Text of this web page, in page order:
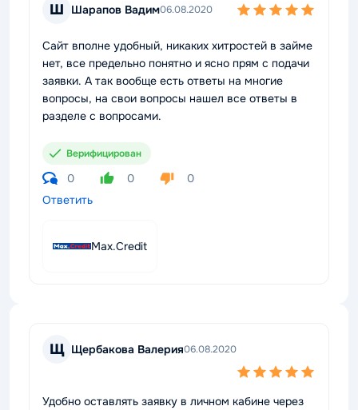
Ш Шарапов Вадим06.08.2020
Сайт вполне удобный, никаких хитростей в займе
нет, все предельно понятно и ясно прям с подачи
заявки. А так вообще есть ответы на многие
вопросы, на свои вопросы нашел все ответы в
разделе с вопросами.
Верифицирован
0 0
0
Ответить
Max.Credit
Щ Щербакова Валерия06.08.2020
Удобно оставлять заявку в личном кабине через